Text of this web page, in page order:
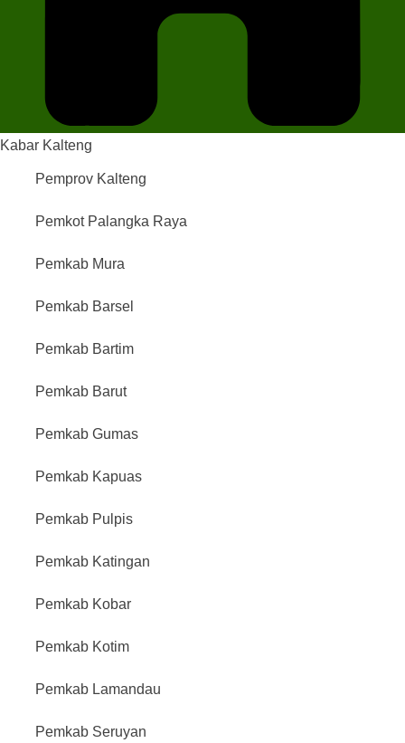
Kabar Kalteng
Pemprov Kalteng
Pemkot Palangka Raya
Pemkab Mura
Pemkab Barsel
Pemkab Bartim
Pemkab Barut
Pemkab Gumas
Pemkab Kapuas
Pemkab Pulpis
Pemkab Katingan
Pemkab Kobar
Pemkab Kotim
Pemkab Lamandau
Pemkab Seruyan